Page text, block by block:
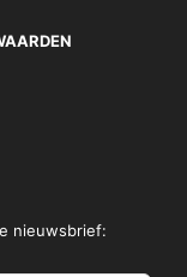
nieuwsbrief: